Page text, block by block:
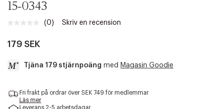
15-0343
Inget
sida.
(0) Skriv en recension
179 SEK
Tjäna 179 stjärnpoäng med Magasin Goodie
c
c
Fri frakt på ordrar över SEK 749 för medlemmar
Läs mer
Leverans 2-5 arbetsdagar